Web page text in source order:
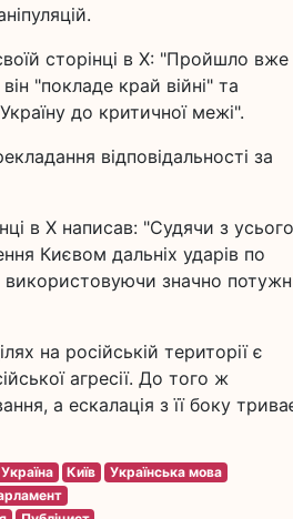
сторінці в X: "Пройшло вже
"покладе край війні" та
до критичної межі".
відповідальності за
в X написав: "Судячи з
Києвом дальніх ударів по
використовуючи значно
на російській території є
агресії. До того ж
а ескалація з її боку
Україна Київ
Українська мова